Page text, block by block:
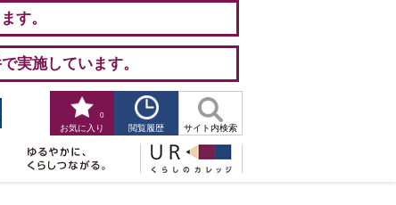
す。
実施しています。
お気に入り
0
閲覧履歴 サイト内検索